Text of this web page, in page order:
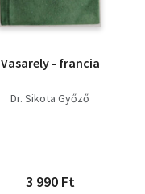
Vasarely - francia
Dr. Sikota Győző
3 990 Ft